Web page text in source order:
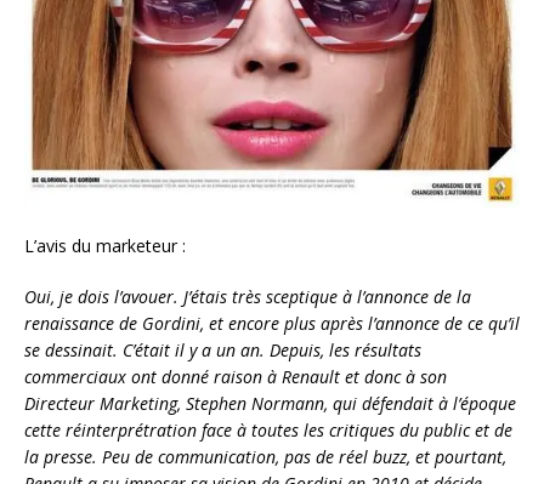
L’avis du marketeur :
Oui, je dois l’avouer. J’étais très sceptique à l’annonce de la
renaissance de Gordini, et encore plus après l’annonce de ce qu’il
se dessinait. C’était il y a un an. Depuis, les résultats
commerciaux ont donné raison à Renault et donc à son
Directeur Marketing, Stephen Normann, qui défendait à l’époque
cette réinterprétration face à toutes les critiques du public et de
la presse. Peu de communication, pas de réel buzz, et pourtant,